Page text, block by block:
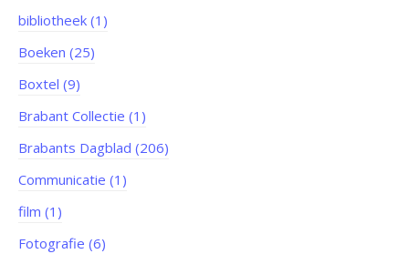
bibliotheek (1)
Boeken (25)
Boxtel (9)
Brabant Collectie (1)
Brabants Dagblad (206)
Communicatie (1)
film (1)
Fotografie (6)